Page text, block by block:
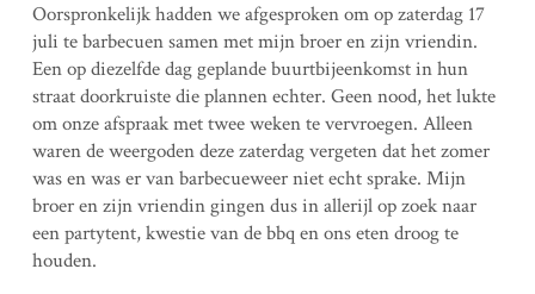
Oorspronkelijk hadden we afgesproken om op zaterdag 17
juli te barbecuen samen met mijn broer en zijn vriendin.
Een op diezelfde dag geplande buurtbijeenkomst in hun
straat doorkruiste die plannen echter. Geen nood, het lukte
om onze afspraak met twee weken te vervroegen. Alleen
waren de weergoden deze zaterdag vergeten dat het zomer
was en was er van barbecueweer niet echt sprake. Mijn
broer en zijn vriendin gingen dus in allerijl op zoek naar
een partytent, kwestie van de bbq en ons eten droog te
houden.